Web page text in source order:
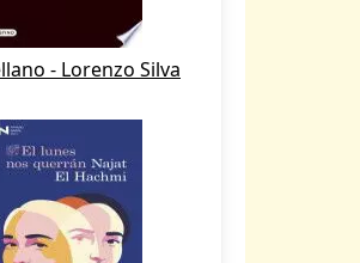
- Lorenzo Silva